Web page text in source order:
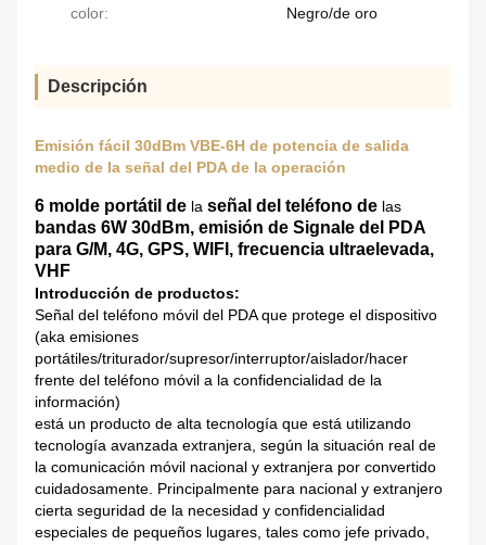
color: Negro/de oro
Descripción
Emisión fácil 30dBm VBE-6H de potencia de salida
medio de la señal del PDA de la operación
6 molde portátil de la señal del teléfono de las
bandas 6W 30dBm, emisión de Signale del PDA
para G/M, 4G, GPS, WIFI, frecuencia ultraelevada,
VHF
Introducción de productos:
Señal del teléfono móvil del PDA que protege el dispositivo
(aka emisiones
portátiles/triturador/supresor/interruptor/aislador/hacer
frente del teléfono móvil a la confidencialidad de la
información)
está un producto de alta tecnología que está utilizando
tecnología avanzada extranjera, según la situación real de
la comunicación móvil nacional y extranjera por convertido
cuidadosamente. Principalmente para nacional y extranjero
cierta seguridad de la necesidad y confidencialidad
especiales de pequeños lugares, tales como jefe privado,